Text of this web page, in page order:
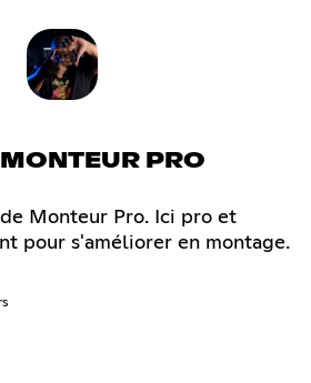
PRO
Monteur Pro. Ici pro et
pour s'améliorer en montage.